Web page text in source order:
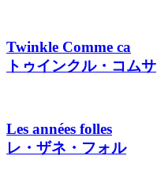
Twinkle Comme ca
トゥインクル・コムサ
Les années folles
レ・ザネ・フォル